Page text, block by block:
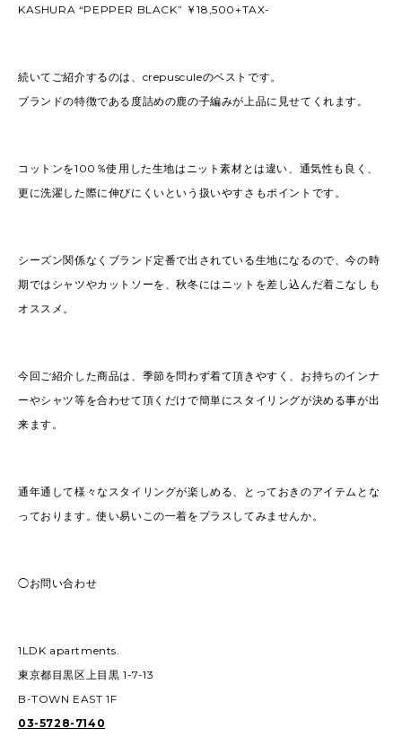
KASHURA “PEPPER BLACK” ￥18,500+TAX-
続いてご紹介するのは、crepusculeのベストです。
ブランドの特徴である度詰めの鹿の子編みが上品に見せてくれます。
コットンを100％使用した生地はニット素材とは違い、通気性も良く、
更に洗濯した際に伸びにくいという扱いやすさもポイントです。
シーズン関係なくブランド定番で出されている生地になるので、今の時
期ではシャツやカットソーを、秋冬にはニットを差し込んだ着こなしも
オススメ。
今回ご紹介した商品は、季節を問わず着て頂きやすく、お持ちのインナ
ーやシャツ等を合わせて頂くだけで簡単にスタイリングが決める事が出
来ます。
通年通して様々なスタイリングが楽しめる、とっておきのアイテムとな
っております。使い易いこの一着をプラスしてみませんか。
◯お問い合わせ
1LDK apartments.
東京都目黒区上目黒 1-7-13
B-TOWN EAST 1F
03-5728-7140